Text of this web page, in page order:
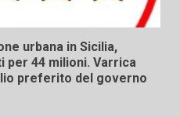
urbana in Sicilia,
per 44 milioni. Varrica
preferito del governo